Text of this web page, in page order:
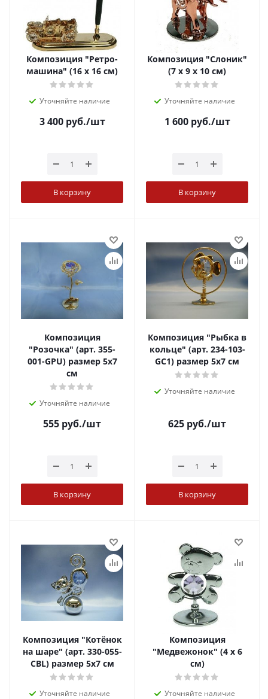
Композиция "Ретро-
машина" (16 х 16 см)
Уточняйте наличие
3 400руб./шт
В корзину
Композиция "Слоник"
(7 х 9 х 10 см)
Уточняйте наличие
1 600руб./шт
В корзину
Композиция
"Розочка" (арт. 355-
001-GPU) размер 5х7
см
Уточняйте наличие
555 руб./шт
В корзину
Композиция "Рыбка в
кольце" (арт. 234-103-
GC1) размер 5х7 см
Уточняйте наличие
625 руб./шт
В корзину
Композиция "Котёнок
на шаре" (арт. 330-055-
CBL) размер 5х7 см
Уточняйте наличие
Композиция
"Медвежонок" (4 х 6
см)
Уточняйте наличие